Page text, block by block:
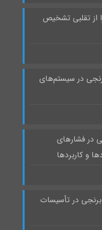
از تقلبی تشخیص
در سیستم‌های
در فشارهای
و کاربردها
برنجی در تأسیسات